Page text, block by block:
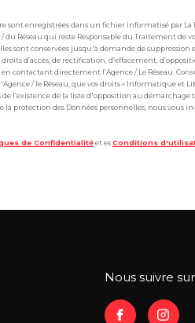
sont enregistrées dans un fichier informatisé par
Réseau qui reste Responsable du Traitement de
sont conservées jusqu'à demande de suppression
d’accès, de rectification, d’effacement,
contactant directement l’Agence / Le Réseau.
/ le Réseau, que vos droits « Informatique et
l’existence de la liste d'opposition au
la protection des Données personnelles, nous vous
de Confidentialitéet esConditions
nous suivre sur